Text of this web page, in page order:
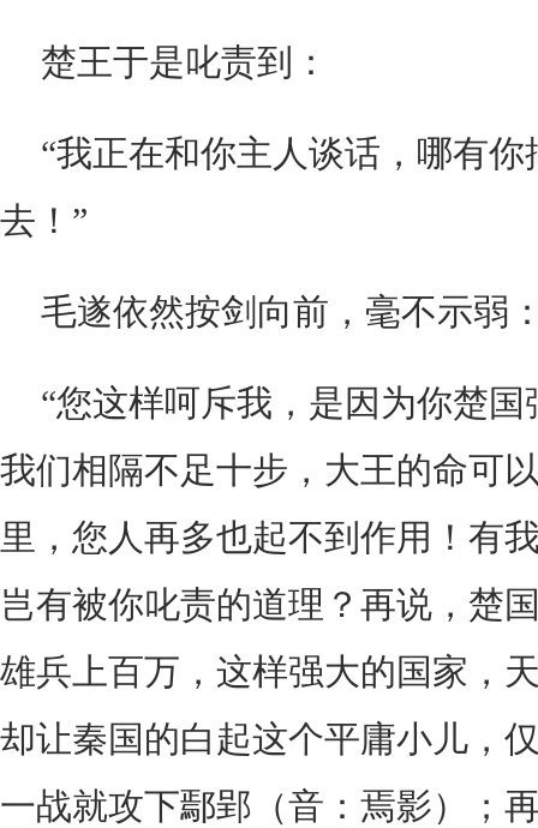
楚王于是叱责到：
“我正在和你主人谈话，哪有
去！”
毛遂依然按剑向前，毫不示弱
“您这样呵斥我，是因为你楚
我们相隔不足十步，大王的命可
里，您人再多也起不到作用！有
岂有被你叱责的道理？再说，楚
雄兵上百万，这样强大的国家，
却让秦国的白起这个平庸小儿，
一战就攻下鄢郢（音：焉影）；